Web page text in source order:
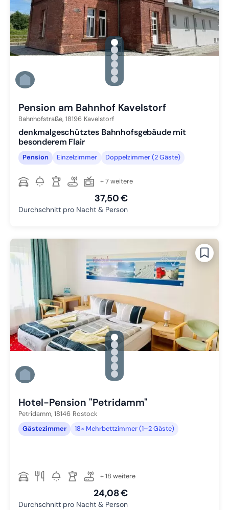
gallery.slide_selector
Zu Slide 1 wechseln
Zu Slide 2 wechseln
Zu Slide 3 wechseln
Zu Slide 4 wechseln
Zu Slide 5 wechseln
Zu Slide 6 wechseln
Pension am Bahnhof Kavelstorf
Bahnhofstraße, 18196 Kavelstorf
denkmalgeschütztes Bahnhofsgebäude mit
besonderem Flair
Pension Einzelzimmer Doppelzimmer (2 Gäste)
+ 7 weitere
37,50 €
Durchschnitt pro Nacht & Person
gallery.slide_selector
Zu Slide 1 wechseln
Zu Slide 2 wechseln
Zu Slide 3 wechseln
Zu Slide 4 wechseln
Zu Slide 5 wechseln
Zu Slide 6 wechseln
Hotel-Pension "Petridamm"
Petridamm, 18146 Rostock
Gästezimmer
18× Mehrbettzimmer (1–2 Gäste)
+ 18 weitere
24,08 €
Durchschnitt pro Nacht & Person